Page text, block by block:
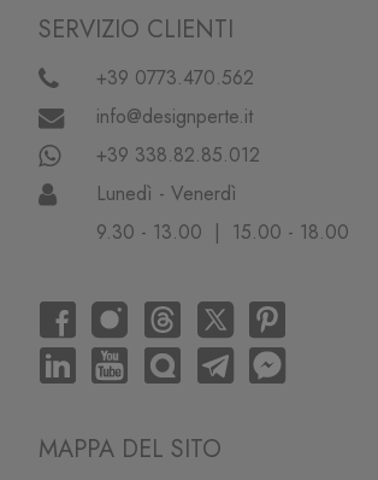
SERVIZIO CLIENTI
+39 0773.470.562
info@designperte.it
+39 338.82.85.012
Lunedì - Venerdì
9.30 - 13.00 | 15.00 - 18.00
MAPPA DEL SITO